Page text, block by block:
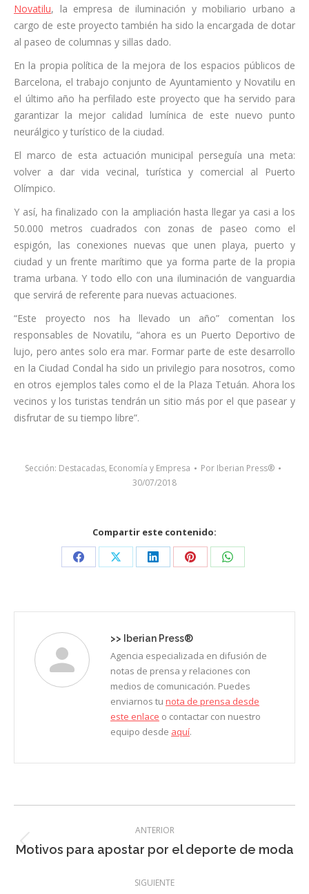
Novatilu, la empresa de iluminación y mobiliario urbano a
cargo de este proyecto también ha sido la encargada de dotar
al paseo de columnas y sillas dado.
En la propia política de la mejora de los espacios públicos de
Barcelona, el trabajo conjunto de Ayuntamiento y Novatilu en
el último año ha perfilado este proyecto que ha servido para
garantizar la mejor calidad lumínica de este nuevo punto
neurálgico y turístico de la ciudad.
El marco de esta actuación municipal perseguía una meta:
volver a dar vida vecinal, turística y comercial al Puerto
Olímpico.
Y así, ha finalizado con la ampliación hasta llegar ya casi a los
50.000 metros cuadrados con zonas de paseo como el
espigón, las conexiones nuevas que unen playa, puerto y
ciudad y un frente marítimo que ya forma parte de la propia
trama urbana. Y todo ello con una iluminación de vanguardia
que servirá de referente para nuevas actuaciones.
“Este proyecto nos ha llevado un año” comentan los
responsables de Novatilu, “ahora es un Puerto Deportivo de
lujo, pero antes solo era mar. Formar parte de este desarrollo
en la Ciudad Condal ha sido un privilegio para nosotros, como
en otros ejemplos tales como el de la Plaza Tetuán. Ahora los
vecinos y los turistas tendrán un sitio más por el que pasear y
disfrutar de su tiempo libre”.
Sección: Destacadas, Economía y Empresa Por Iberian Press®
30/07/2018
Compartir este contenido:
Share
Facebook
Share
X
Share
LinkedIn
Share
Pinterest
Share
WhatsApp
>> Iberian Press®
Agencia especializada en difusión de
notas de prensa y relaciones con
medios de comunicación. Puedes
enviarnos tu nota de prensa desde
este enlace o contactar con nuestro
equipo desde aquí.
entre
ANTERIOR
Entrada
Motivos para apostar por el deporte de moda
SIGUIENTE